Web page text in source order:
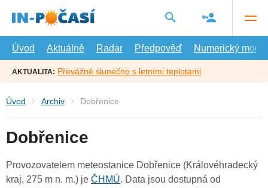
hlavní
Úvod
Aktuálně Radar Předpověď Numerický model
AKTUALITA: Převážně slunečno s letními teplotami
Úvod Archiv Dobřenice
Dobřenice
Provozovatelem meteostanice Dobřenice (Královéhradecký
kraj, 275 m n. m.) je ČHMÚ. Data jsou dostupná od